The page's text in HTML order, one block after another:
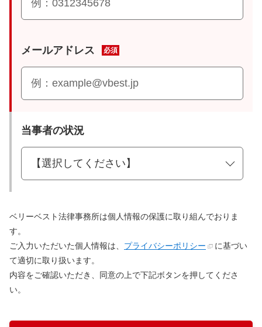
メールアドレス 必須
当事者の状況
ベリーベスト法律事務所は個人情報の保護に取り組んでおりま
す。
ご入力いただいた個人情報は、 プライバシーポリシー
に基づい
て適切に取り扱います。
内容をご確認いただき、同意の上で下記ボタンを押してくださ
い。